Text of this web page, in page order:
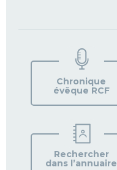
Chronique
évêque RCF
Rechercher
dans l’annuaire